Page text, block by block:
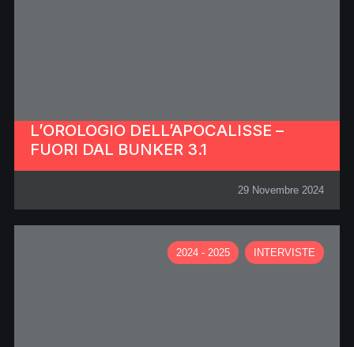
L’OROLOGIO DELL’APOCALISSE –
FUORI DAL BUNKER 3.1
29 Novembre 2024
2024 - 2025 INTERVISTE